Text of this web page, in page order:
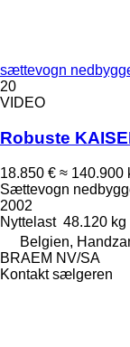
sættevogn
20
VIDEO
Robuste
18.850 € ≈ 140.900
Sættevogn
2002
Nyttelast 48.120 kg
Belgien,
BRAEM NV/SA
Kontakt sælgeren